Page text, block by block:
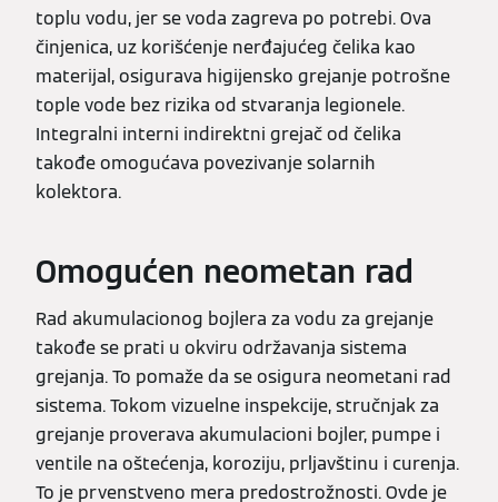
toplu vodu, jer se voda zagreva po potrebi. Ova
činjenica, uz korišćenje nerđajućeg čelika kao
materijal, osigurava higijensko grejanje potrošne
tople vode bez rizika od stvaranja legionele.
Integralni interni indirektni grejač od čelika
takođe omogućava povezivanje solarnih
kolektora.
Omogućen neometan rad
Rad akumulacionog bojlera za vodu za grejanje
takođe se prati u okviru održavanja sistema
grejanja. To pomaže da se osigura neometani rad
sistema. Tokom vizuelne inspekcije, stručnjak za
grejanje proverava akumulacioni bojler, pumpe i
ventile na oštećenja, koroziju, prljavštinu i curenja.
To je prvenstveno mera predostrožnosti. Ovde je